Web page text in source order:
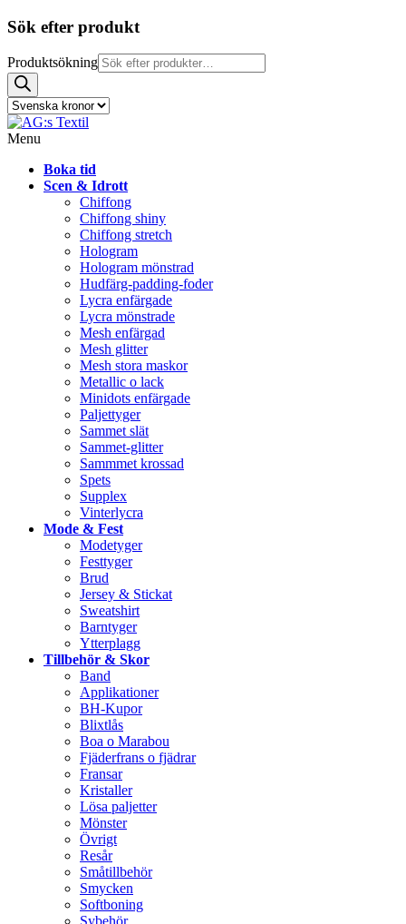
Sök efter produkt
Produktsökning
Menu
Boka tid
Scen & Idrott
Chiffong
Chiffong shiny
Chiffong stretch
Hologram
Hologram mönstrad
Hudfärg-padding-foder
Lycra enfärgade
Lycra mönstrade
Mesh enfärgad
Mesh glitter
Mesh stora maskor
Metallic o lack
Minidots enfärgade
Paljettyger
Sammet slät
Sammet-glitter
Sammmet krossad
Spets
Supplex
Vinterlycra
Mode & Fest
Modetyger
Festtyger
Brud
Jersey & Stickat
Sweatshirt
Barntyger
Ytterplagg
Tillbehör & Skor
Band
Applikationer
BH-Kupor
Blixtlås
Boa o Marabou
Fjäderfrans o fjädrar
Fransar
Kristaller
Lösa paljetter
Mönster
Övrigt
Resår
Småtillbehör
Smycken
Softboning